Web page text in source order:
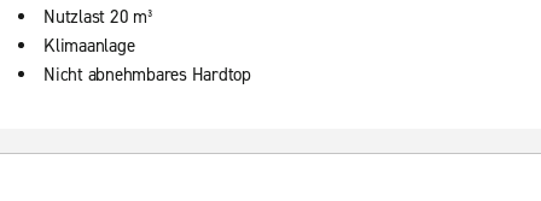
Nutzlast 20 m³
Klimaanlage
Nicht abnehmbares Hardtop